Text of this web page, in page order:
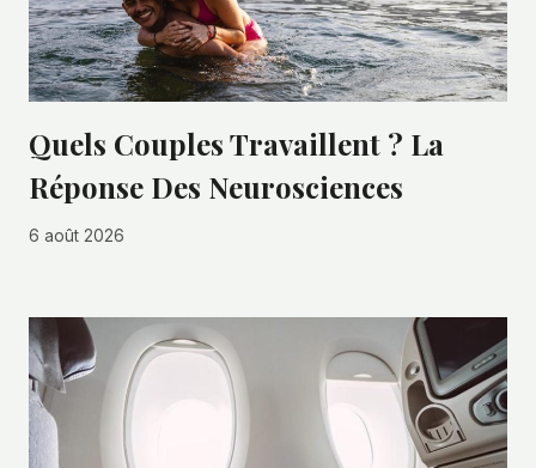
Quels Couples Travaillent ? La
Réponse Des Neurosciences
6 août 2026